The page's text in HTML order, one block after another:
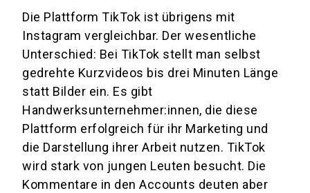
Die Plattform TikTok ist übrigens mit
Instagram vergleichbar. Der wesentliche
Unterschied: Bei TikTok stellt man selbst
gedrehte Kurzvideos bis drei Minuten Länge
statt Bilder ein. Es gibt
Handwerksunternehmer:innen, die diese
Plattform erfolgreich für ihr Marketing und
die Darstellung ihrer Arbeit nutzen. TikTok
wird stark von jungen Leuten besucht. Die
Kommentare in den Accounts deuten aber